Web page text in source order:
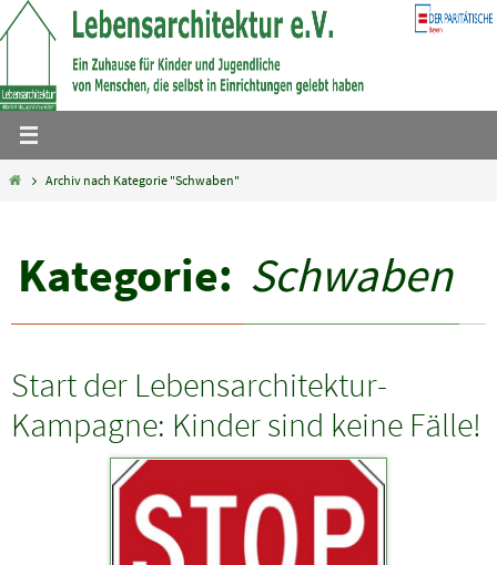
Zum
Inhalt
HomeArchiv nach Kategorie "Schwaben"
Kategorie: Schwaben
Start der Lebensarchitektur-
Kampagne: Kinder sind keine Fälle!